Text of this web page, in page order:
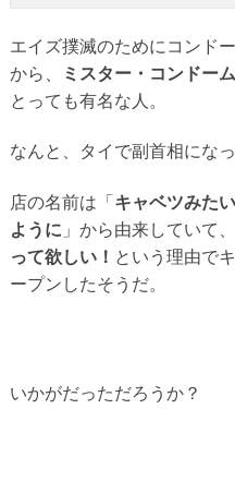
エイズ撲滅のためにコンド
から、
ミスター・コンドーム
とっても有名な人。
なんと、タイで副首相にな
店の名前は「 キャベツみた
ように 」から由来していて、
って欲しい！ という理由で
ープンしたそうだ。
いかがだっただろうか？